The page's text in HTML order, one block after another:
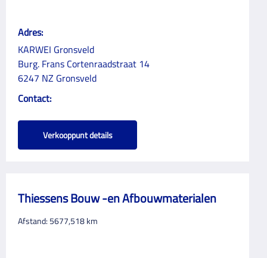
Adres:
KARWEI Gronsveld
Burg. Frans Cortenraadstraat 14
6247 NZ Gronsveld
Contact:
Verkooppunt details
Thiessens Bouw -en Afbouwmaterialen
Afstand: 5677,518km